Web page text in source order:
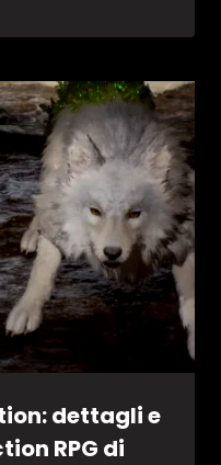
dettagli e
RPG di